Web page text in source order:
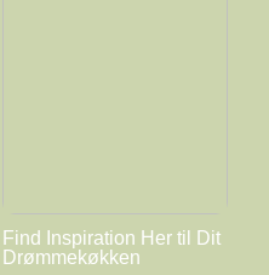
Find Inspiration Her til Dit
Drømmekøkken